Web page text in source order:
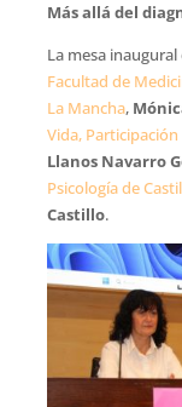
Más allá del
La mesa
Facultad de
La Mancha,
Vida,
Llanos Navarro
Psicología de
Castillo.